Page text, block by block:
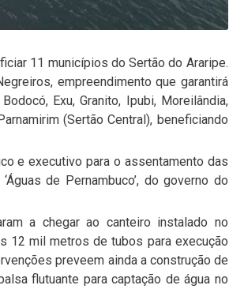
11 municípios do Sertão do Araripe.
empreendimento que garantirá
Exu, Granito, Ipubi, Moreilândia,
(Sertão Central), beneficiando
e executivo para o assentamento das
de Pernambuco’, do governo do
a chegar ao canteiro instalado no
12 mil metros de tubos para execução
preveem ainda a construção de
flutuante para captação de água no